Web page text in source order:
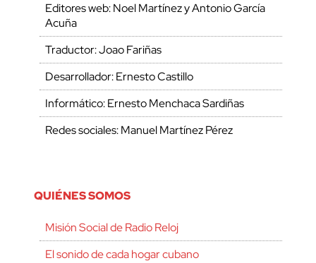
Editores web: Noel Martínez y Antonio García
Acuña
Traductor: Joao Fariñas
Desarrollador: Ernesto Castillo
Informático: Ernesto Menchaca Sardiñas
Redes sociales: Manuel Martínez Pérez
QUIÉNES SOMOS
Misión Social de Radio Reloj
El sonido de cada hogar cubano